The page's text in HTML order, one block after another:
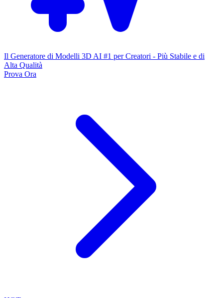
Il Generatore di Modelli 3D AI #1 per Creatori - Più Stabile e di
Alta Qualità
Prova Ora